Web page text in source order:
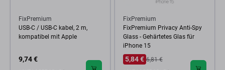
FixPremium
USB-C / USB-C kabel, 2 m,
kompatibel mit Apple
9,74 €
FixPremium
FixPremium Privacy Anti-Spy
Glass - Gehärtetes Glas für
iPhone 15
5,84 € 6,81 €